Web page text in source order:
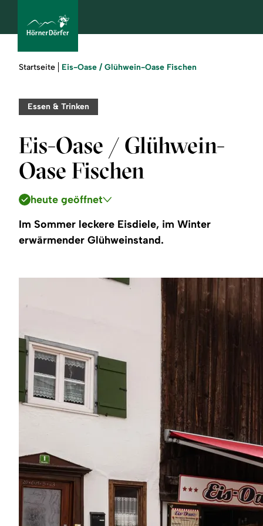
Urlaub
buchen
Sommer
Winter
Service
Sie
Startseite Eis-Oase / Glühwein-Oase Fischen
Essen & Trinken
Eis-Oase / Glühwein-
Oase Fischen
heute geöffnet
Im Sommer leckere Eisdiele, im Winter
erwärmender Glühweinstand.